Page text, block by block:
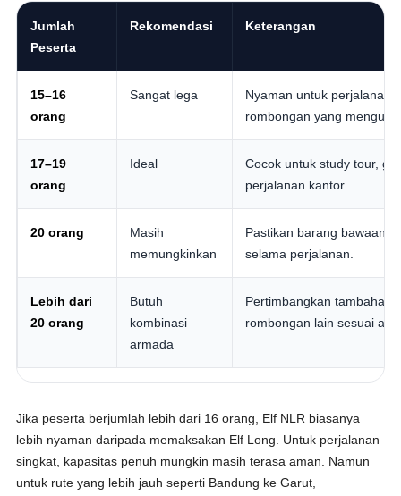
Jumlah
Peserta
Rekomendasi Keterangan
15–16
orang
Sangat lega
Nyaman untuk perjalanan
rombongan yang
17–19
orang
Ideal
Cocok untuk study tour,
perjalanan kantor.
20 orang
Masih
memungkinkan
Pastikan barang bawaan
selama perjalanan.
Lebih dari
20 orang
Butuh
kombinasi
armada
Pertimbangkan tambahan
rombongan lain sesuai
Jika peserta berjumlah lebih dari 16 orang, Elf NLR biasanya
lebih nyaman daripada memaksakan Elf Long. Untuk perjalanan
singkat, kapasitas penuh mungkin masih terasa aman. Namun
untuk rute yang lebih jauh seperti Bandung ke Garut,